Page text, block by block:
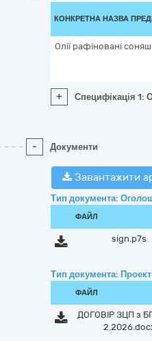
КОНКРЕТНА НАЗВА
Олії рафіновані
+ Специфікація 1:
- Документи
Завантажити
Тип документа:
ФАЙЛ
sign.p7s
Тип документа:
ФАЙЛ
ДОГОВІР ЗЦП з БГ